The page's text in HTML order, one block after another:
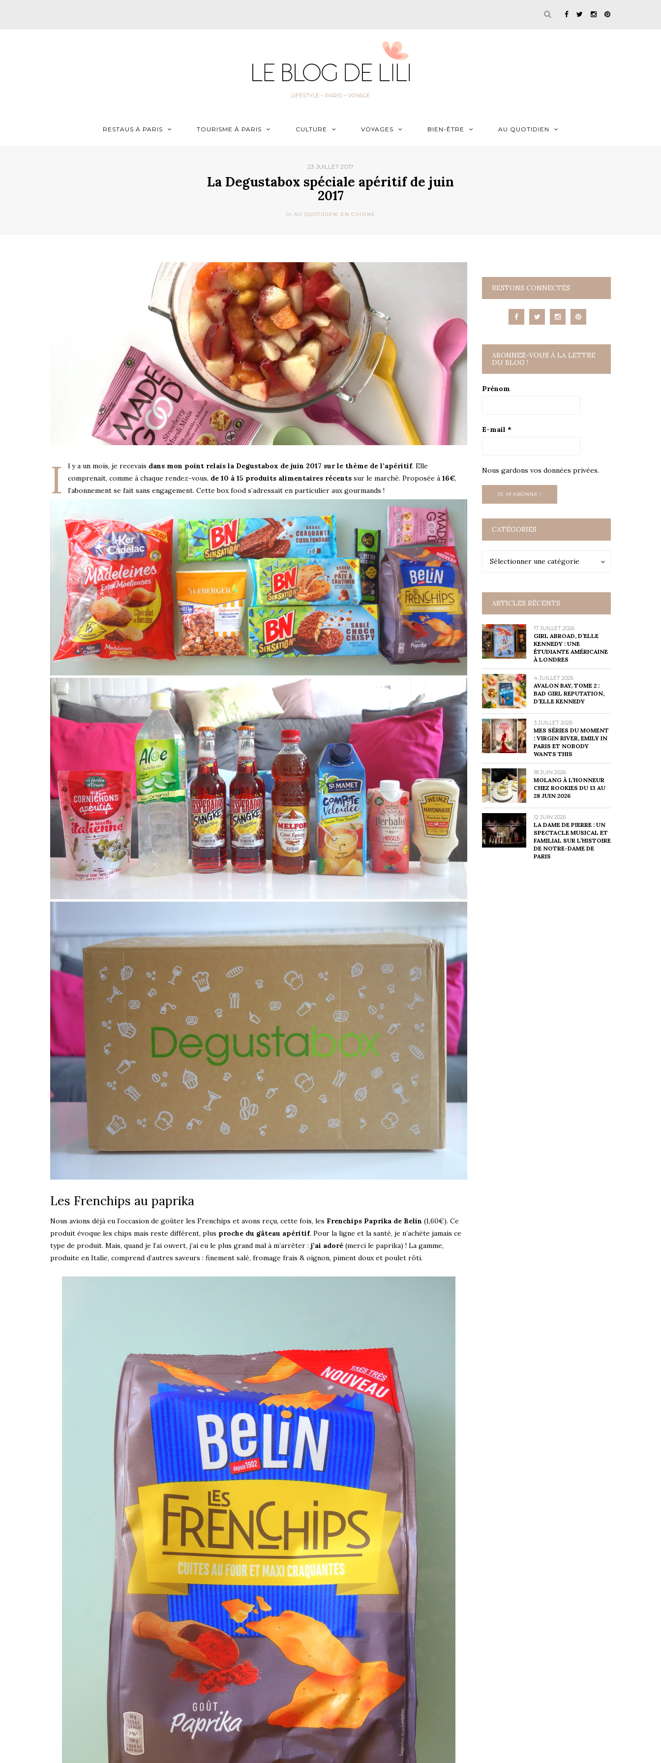
LIFESTYLE – PARIS – VOYAGE
RESTAUS À PARIS TOURISME À PARIS CULTURE VOYAGES BIEN-ÊTRE AU QUOTIDIEN
23 JUILLET 2017
La Degustabox spéciale apéritif de juin
2017
In AU QUOTIDIEN, EN CUISINE
I l y a un mois, je recevais dans mon point relais la Degustabox de juin 2017 sur le thème de l’apéritif. Elle
comprenait, comme à chaque rendez-vous, de 10 à 15 produits alimentaires récents sur le marché. Proposée à 16€,
l’abonnement se fait sans engagement. Cette box food s’adressait en particulier aux gourmands !
Les Frenchips au paprika
Nous avions déjà eu l’occasion de goûter les Frenchips et avons reçu, cette fois, les Frenchips Paprika de Belin (1,60€). Ce
produit évoque les chips mais reste différent, plus proche du gâteau apéritif. Pour la ligne et la santé, je n’achète jamais ce
type de produit. Mais, quand je l’ai ouvert, j’ai eu le plus grand mal à m’arrêter : j’ai adoré (merci le paprika) ! La gamme,
produite en Italie, comprend d’autres saveurs : finement salé, fromage frais & oignon, piment doux et poulet rôti.
RESTONS CONNECTÉS
ABONNEZ-VOUS À LA LETTRE
DU BLOG !
Prénom
E-mail *
Nous gardons vos données privées.
CATÉGORIES
Sélectionner une catégorie
Catégories
ARTICLES RÉCENTS
17 JUILLET 2026
GIRL ABROAD, D’ELLE
KENNEDY : UNE
ÉTUDIANTE AMÉRICAINE
À LONDRES
4 JUILLET 2026
AVALON BAY, TOME 2 :
BAD GIRL REPUTATION,
D’ELLE KENNEDY
3 JUILLET 2026
MES SÉRIES DU MOMENT
: VIRGIN RIVER, EMILY IN
PARIS ET NOBODY
WANTS THIS
18 JUIN 2026
MOLANG À L’HONNEUR
CHEZ ROOKIES DU 13 AU
28 JUIN 2026
12 JUIN 2026
LA DAME DE PIERRE : UN
SPECTACLE MUSICAL ET
FAMILIAL SUR L’HISTOIRE
DE NOTRE-DAME DE
PARIS